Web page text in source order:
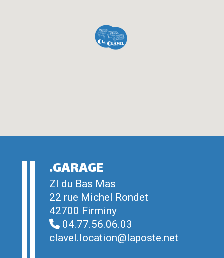
.GARAGE
ZI du Bas Mas
22 rue Michel Rondet
42700 Firminy
04.77.56.06.03
clavel.location@laposte.net